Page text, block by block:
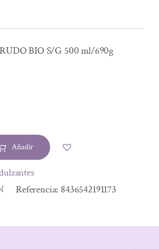
BIO S/G 500 ml/690g
Añadir
Referencia: 8436542191173